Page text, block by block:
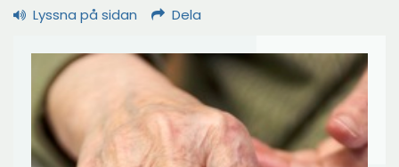
Lyssna på sidan Dela